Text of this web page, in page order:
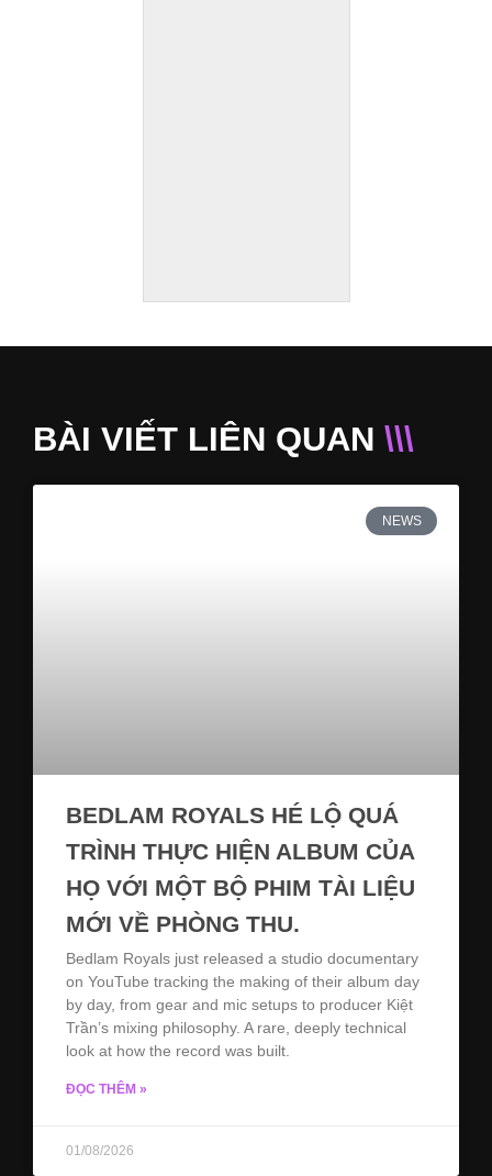
BÀI VIẾT LIÊN QUAN \\\
NEWS
BEDLAM ROYALS HÉ LỘ QUÁ
TRÌNH THỰC HIỆN ALBUM CỦA
HỌ VỚI MỘT BỘ PHIM TÀI LIỆU
MỚI VỀ PHÒNG THU.
Bedlam Royals just released a studio documentary
on YouTube tracking the making of their album day
by day, from gear and mic setups to producer Kiệt
Trần’s mixing philosophy. A rare, deeply technical
look at how the record was built.
ĐỌC THÊM »
01/08/2026